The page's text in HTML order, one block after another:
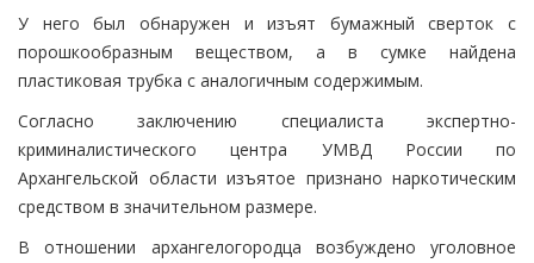
У него был обнаружен и изъят бумажный сверток с
порошкообразным веществом, а в сумке найдена
пластиковая трубка с аналогичным содержимым.
Согласно заключению специалиста экспертно-
криминалистического центра УМВД России по
Архангельской области изъятое признано наркотическим
средством в значительном размере.
В отношении архангелогородца возбуждено уголовное